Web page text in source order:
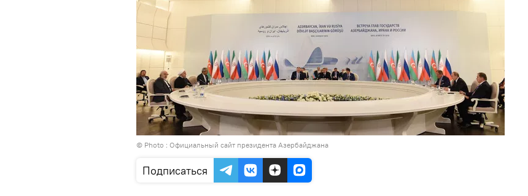
© Photo : Официальный сайт президента Азербайджана
Подписаться